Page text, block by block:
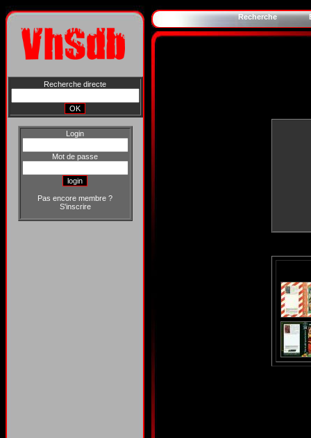
Recherche directe
Login
Mot de passe
Pas encore membre ?
S'inscrire
Recherche